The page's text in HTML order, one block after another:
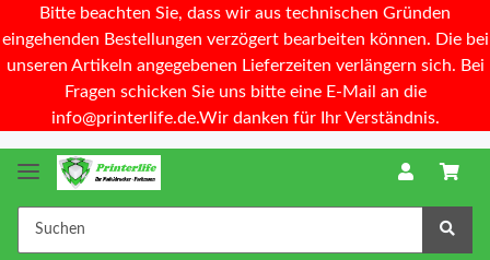
Bitte beachten Sie, dass wir aus technischen Gründen
eingehenden Bestellungen verzögert bearbeiten können. Die bei
unseren Artikeln angegebenen Lieferzeiten verlängern sich. Bei
Fragen schicken Sie uns bitte eine E-Mail an die
info@printerlife.de.Wir danken für Ihr Verständnis.